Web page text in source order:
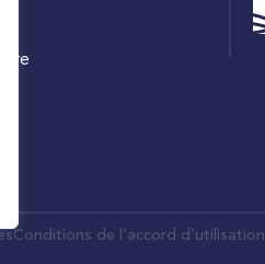
Conditions de l’accord d’utilisation